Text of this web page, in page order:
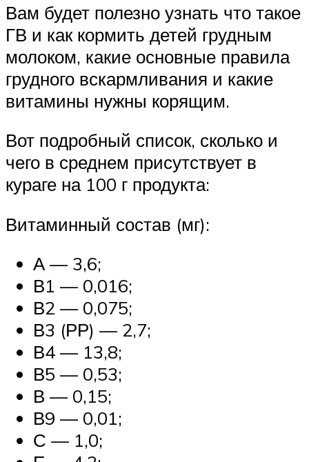
Вам будет полезно узнать что такое
ГВ и как кормить детей грудным
молоком, какие основные правила
грудного вскармливания и какие
витамины нужны корящим.
Вот подробный список, сколько и
чего в среднем присутствует в
кураге на 100 г продукта:
Витаминный состав (мг):
А — 3,6;
В1 — 0,016;
В2 — 0,075;
В3 (РР) — 2,7;
В4 — 13,8;
В5 — 0,53;
В — 0,15;
В9 — 0,01;
С — 1,0;